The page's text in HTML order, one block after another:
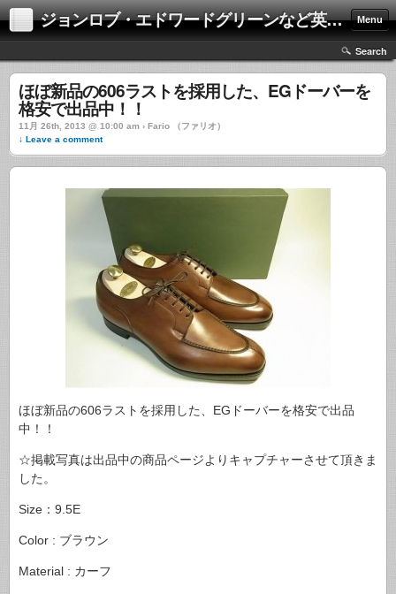
ジョンロブ・エドワードグリーンなど英国靴の激安中古通販情報ブログ Menu
Search
ほぼ新品の606ラストを採用した、EGドーバーを
格安で出品中！！
11月 26th, 2013 @ 10:00 am › Fario （ファリオ）
↓ Leave a comment
ほぼ新品の606ラストを採用した、EGドーバーを格安で出品
中！！
☆掲載写真は出品中の商品ページよりキャプチャーさせて頂きま
した。
Size：9.5E
Color : ブラウン
Material : カーフ